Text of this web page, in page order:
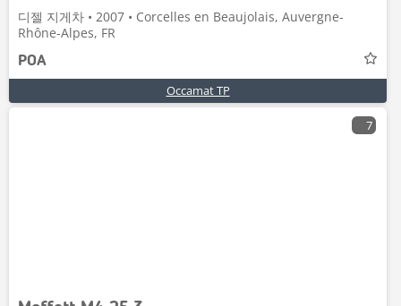
디젤 지게차 • 2007 • Corcelles en Beaujolais, Auvergne-
Rhône-Alpes, FR
POA
Occamat TP
7